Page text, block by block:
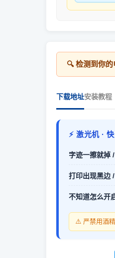
🔍 检测到你
下载地址安装教程
⚡ 激光机 ·
字迹一擦就掉
打印出现黑边
不知道怎么开
⚠️ 严禁用酒